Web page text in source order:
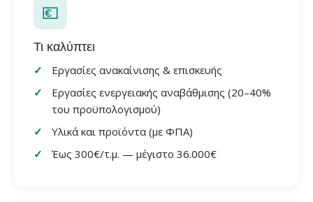
💶
Τι καλύπτει
Εργασίες ανακαίνισης & επισκευής
Εργασίες ενεργειακής αναβάθμισης (20–40%
του προϋπολογισμού)
Υλικά και προϊόντα (με ΦΠΑ)
Έως 300€/τ.μ. — μέγιστο 36.000€